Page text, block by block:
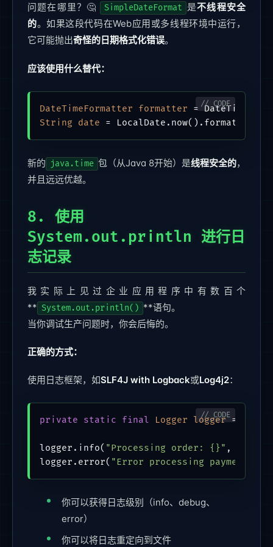
问题在哪里？🤔 SimpleDateFormat 是不线程安全
的。如果这段代码在Web应用或多线程环境中运行，
它可能抛出奇怪的日期格式化错误。
应该使用什么替代：
DateTimeFormatter formatter =
String
date =
新的 java.time 包（从Java 8开始）是线程安全的，
并且远远优越。
8. 使用
System.out.println 进行日
志记录
我实际上见过企业应用程序中有数百个
** System.out.println() **语句。
当你调试生产问题时，你会后悔的。
正确的方式：
使用日志框架，如SLF4J with Logback或Log4j2：
private static final Logger logger =
logger.info( "Processing order: {}" ,
logger.error( "Error processing payment"
你可以获得日志级别（info、debug、
error）
你可以将日志重定向到文件